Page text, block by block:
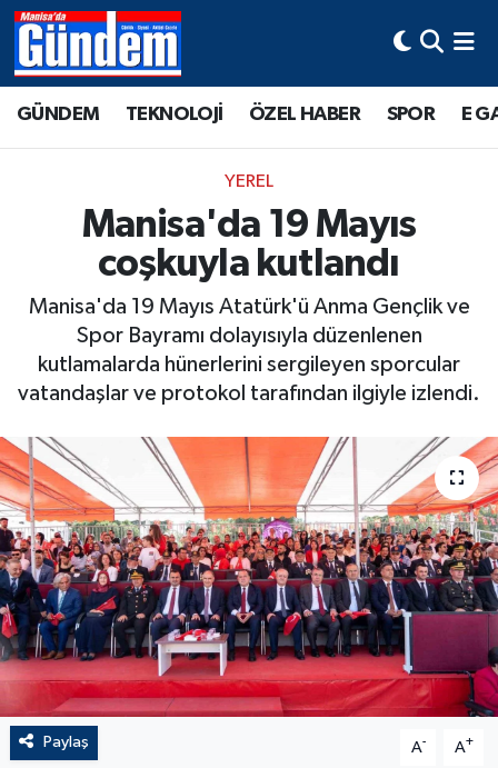
GÜNDEM TEKNOLOJİ ÖZEL HABER SPOR E
YEREL
Manisa'da 19 Mayıs
coşkuyla kutlandı
Manisa'da 19 Mayıs Atatürk'ü Anma Gençlik ve
Spor Bayramı dolayısıyla düzenlenen
kutlamalarda hünerlerini sergileyen sporcular
vatandaşlar ve protokol tarafından ilgiyle izlendi.
Paylaş A- A+
Manisa Hava Durumu
Tüm Manşetler
Son Dakika Haberleri
Haber Arşivi